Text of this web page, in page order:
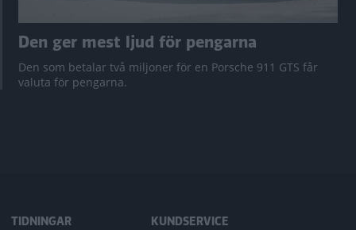
Den ger mest ljud för pengarna
Den som betalar två miljoner för en Porsche 911 GTS får
valuta för pengarna.
TIDNINGAR KUNDSERVICE